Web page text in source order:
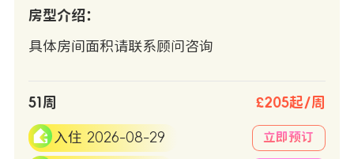
房型介绍：
具体房间面积请联系顾问咨询
51周 £205起/周
入住 2026-08-29 立即预订